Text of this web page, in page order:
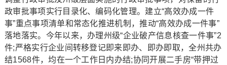
政审批事项实行目录化、编码化管理。建立“高效办成一件
事”重点事项清单和常态化推进机制，推动“高效办成一件事”
落地落实。今年以来，办理州级“企业破产信息核查一件事”2
件;严格实行企业间转移登记即来即办、即办即取，全州共办
结1568件，均在一个工作日内办结;协同开展二手房“带押过